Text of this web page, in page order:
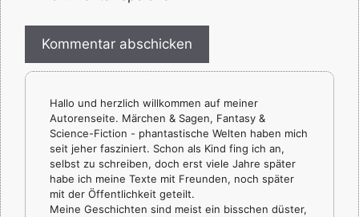
Hallo und herzlich willkommen auf meiner
Autorenseite. Märchen & Sagen, Fantasy &
Science-Fiction - phantastische Welten haben mich
seit jeher fasziniert. Schon als Kind fing ich an,
selbst zu schreiben, doch erst viele Jahre später
habe ich meine Texte mit Freunden, noch später
mit der Öffentlichkeit geteilt.
Meine Geschichten sind meist ein bisschen düster,